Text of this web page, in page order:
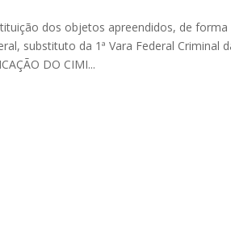
dos objetos apreendidos, de
substituto da 1ª Vara Federal Criminal
DO CIMI...